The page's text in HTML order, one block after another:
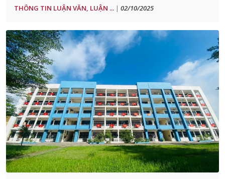
THÔNG TIN LUẬN VĂN, LUẬN ... 02/10/2025